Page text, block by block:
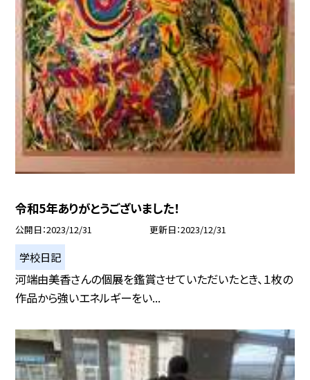
令和5年ありがとうございました！
公開日 2023/12/31 更新日 2023/12/31
学校日記
河端由美香さんの個展を鑑賞させていただいたとき、１枚の
作品から強いエネルギーをい...